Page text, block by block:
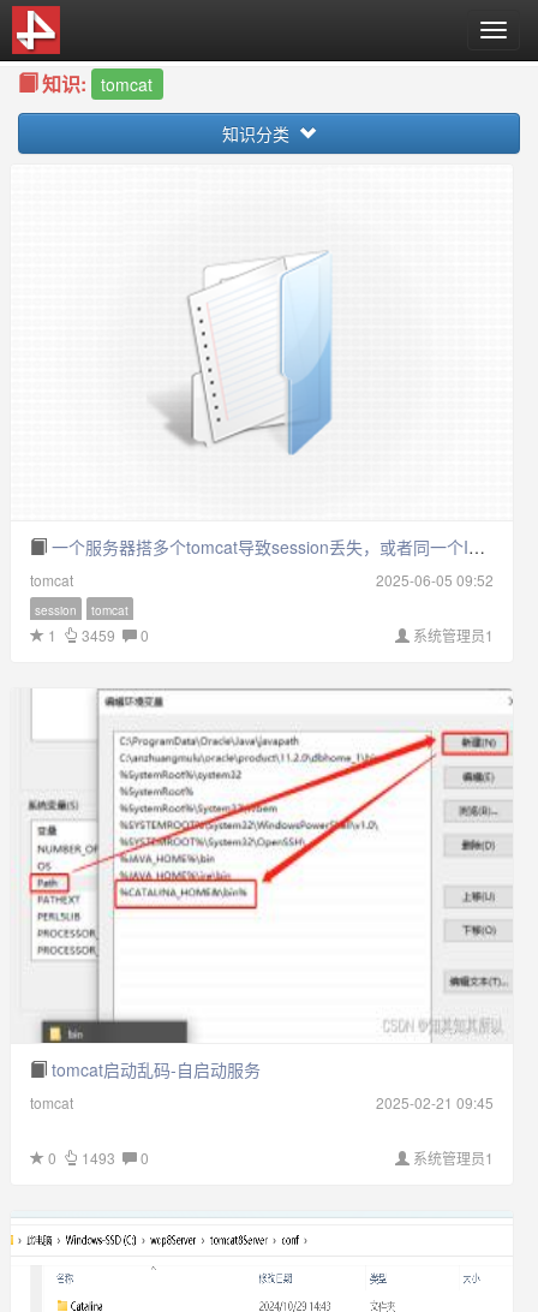
T
o
g
e
知识: tomcat
知识分类
一个服务器搭多个tomcat导致session丢失，或者同一个IP不同端口，多个应用的session会冲突解决方法
tomcat 2025-06-05 09:52
session tomcat
系统管理员1
1 3459 0
tomcat启动乱码-自启动服务
tomcat 2025-02-21 09:45
系统管理员1
0 1493 0